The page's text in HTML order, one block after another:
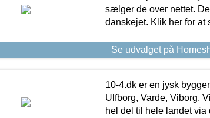
sælger de over nettet.
danskejet. Klik her for at
Se udvalget på
10-4.dk er en jysk
Ulfborg, Varde, Viborg,
hel del til hele landet via